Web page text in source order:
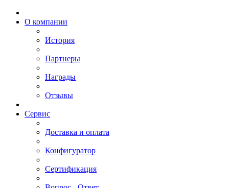
О компании
История
Партнеры
Награды
Отзывы
Сервис
Доставка и оплата
Конфигуратор
Сертификация